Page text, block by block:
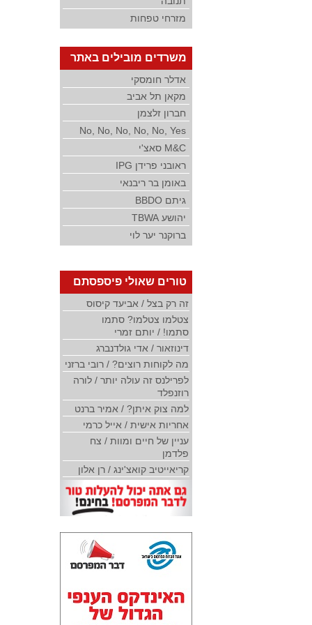
מזרחי טפחות
משרדים מובילים באתר
אדלר חומסקי
מקאן תל אביב
חברון זלצמן
No, No, No, No, No, Yes
M&C סאצ'י
ראובני פרידן IPG
באומן בר ריבנאי
גיתם BBDO
יהושע TBWA
ברוקנר יער לוי
טורים שאולי פיספסתם
זה רק בצל / אביעד קיסוס
צטלמו צטלמו? סתמו
סתמו! / יותם זמרי
דינוזאור / אדי גולדנברג
מה לקוחות רוצים? / רובי ברזני
לפרילנס זה עולה יותר / לורה
רוזנפלד
למה צוק איתן? / אמיר ברנט
אחריות אישית / אייל כרמי
עניין של חיים ומוות / צח
פלדמן
קריאייטיב קואצ'ינג / רן אלון